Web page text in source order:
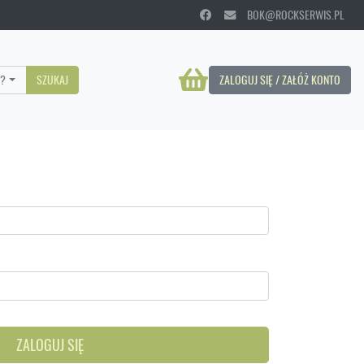
BOK@ROCKSERWIS.PL
ZALOGUJ SIĘ / ZAŁÓŻ KONTO
SZUKAJ
ZALOGUJ SIĘ